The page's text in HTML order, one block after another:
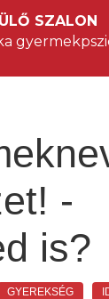
SZALON
-
is?
GYEREKSÉG